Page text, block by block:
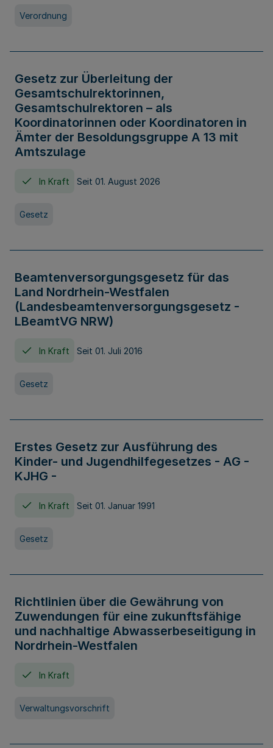
Verordnung
Gesetz zur Überleitung der
Gesamtschulrektorinnen,
Gesamtschulrektoren – als
Koordinatorinnen oder Koordinatoren in
Ämter der Besoldungsgruppe A 13 mit
Amtszulage
In Kraft Seit 01. August 2026
Gesetz
Beamtenversorgungsgesetz für das
Land Nordrhein-Westfalen
(Landesbeamtenversorgungsgesetz -
LBeamtVG NRW)
In Kraft Seit 01. Juli 2016
Gesetz
Erstes Gesetz zur Ausführung des
Kinder- und Jugendhilfegesetzes - AG -
KJHG -
In Kraft Seit 01. Januar 1991
Gesetz
Richtlinien über die Gewährung von
Zuwendungen für eine zukunftsfähige
und nachhaltige Abwasserbeseitigung in
Nordrhein-Westfalen
In Kraft
Verwaltungsvorschrift